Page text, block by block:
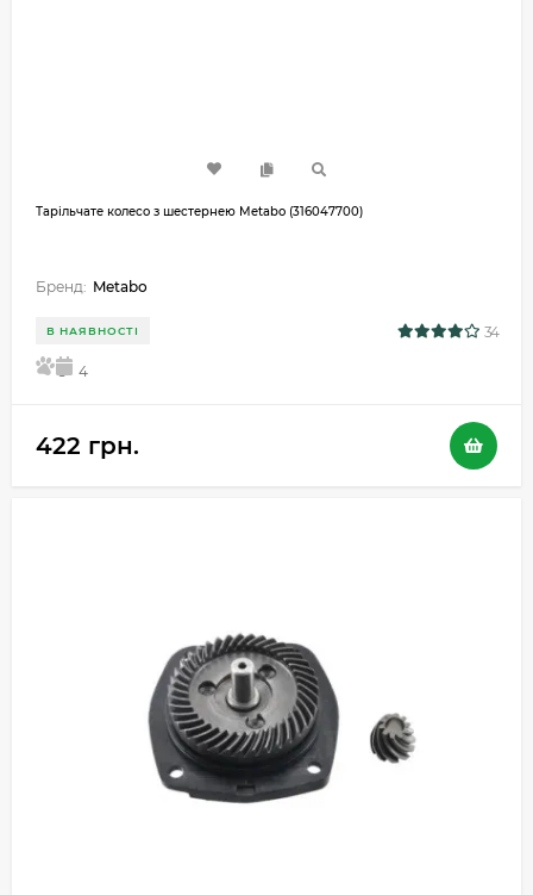
Тарільчате колесо з шестернею Metabo (316047700)
Бренд: Metabo
В НАЯВНОСТІ 34
5 4
422 грн.